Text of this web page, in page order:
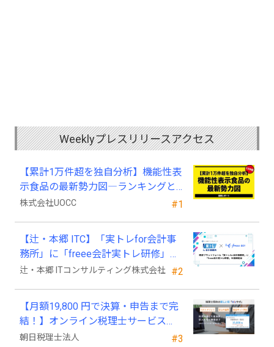
Weeklyプレスリリースアクセス
#1
【累計1万件超を独自分析】機能性表
示食品の最新勢力図―ランキングと
2025年4月以降の変化
株式会社UOCC
#2
【辻・本郷 ITC】「実トレfor会計事
務所」に「freee会計実トレ研修」を
新規追加
辻・本郷 ITコンサルティング株式会社
#3
【月額19,800 円で決算・申告まで完
結！】オンライン税理士サービス
「Wiz サポ」
朝日税理士法人